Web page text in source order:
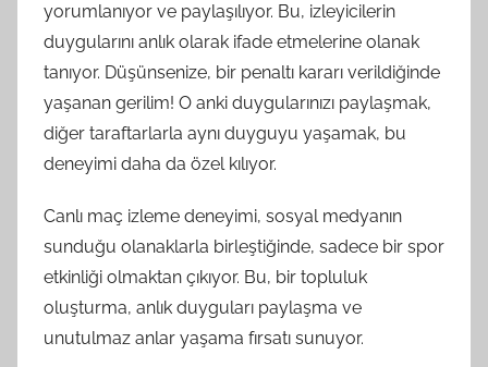
yorumlanıyor ve paylaşılıyor. Bu, izleyicilerin
duygularını anlık olarak ifade etmelerine olanak
tanıyor. Düşünsenize, bir penaltı kararı verildiğinde
yaşanan gerilim! O anki duygularınızı paylaşmak,
diğer taraftarlarla aynı duyguyu yaşamak, bu
deneyimi daha da özel kılıyor.
Canlı maç izleme deneyimi, sosyal medyanın
sunduğu olanaklarla birleştiğinde, sadece bir spor
etkinliği olmaktan çıkıyor. Bu, bir topluluk
oluşturma, anlık duyguları paylaşma ve
unutulmaz anlar yaşama fırsatı sunuyor.